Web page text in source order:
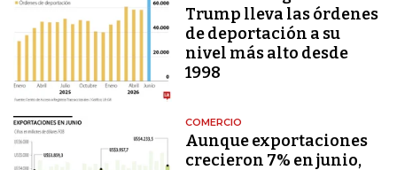
Trump lleva las órdenes
de deportación a su
nivel más alto desde
1998
COMERCIO
Aunque exportaciones
crecieron 7% en junio,